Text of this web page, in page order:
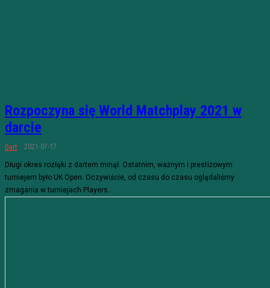
Rozpoczyna się World Matchplay 2021 w
darcie
Dart 2021-07-17
Długi okres rozłąki z dartem minął. Ostatnim, ważnym i prestiżowym
turniejem było UK Open. Oczywiście, od czasu do czasu oglądaliśmy
zmagania w turniejach Players...